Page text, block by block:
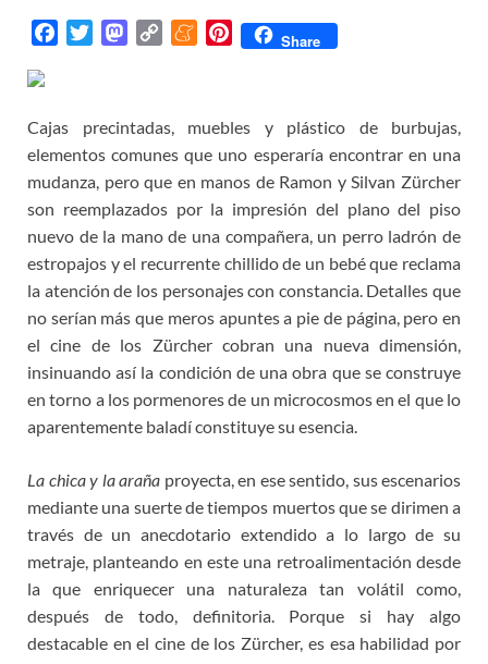
b
o
o
k
t
e
r
M
o
d
o
n
L
i
n
k
M
a
m
e
P
e
r
e
s
t
Share
Cajas precintadas, muebles y plástico de burbujas,
elementos comunes que uno esperaría encontrar en una
mudanza, pero que en manos de Ramon y Silvan Zürcher
son reemplazados por la impresión del plano del piso
nuevo de la mano de una compañera, un perro ladrón de
estropajos y el recurrente chillido de un bebé que reclama
la atención de los personajes con constancia. Detalles que
no serían más que meros apuntes a pie de página, pero en
el cine de los Zürcher cobran una nueva dimensión,
insinuando así la condición de una obra que se construye
en torno a los pormenores de un microcosmos en el que lo
aparentemente baladí constituye su esencia.
La chica y la araña proyecta, en ese sentido, sus escenarios
mediante una suerte de tiempos muertos que se dirimen a
través de un anecdotario extendido a lo largo de su
metraje, planteando en este una retroalimentación desde
la que enriquecer una naturaleza tan volátil como,
después de todo, definitoria. Porque si hay algo
destacable en el cine de los Zürcher, es esa habilidad por